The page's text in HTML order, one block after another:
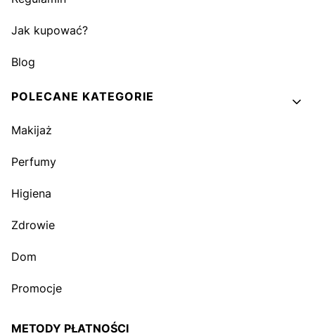
Jak kupować?
Blog
POLECANE KATEGORIE
Makijaż
Perfumy
Higiena
Zdrowie
Dom
Promocje
METODY PŁATNOŚCI